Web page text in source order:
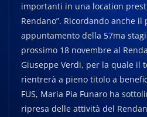
importanti in una location
Rendano”. Ricordando anche il
appuntamento della 57ma
prossimo 18 novembre al
Giuseppe Verdi, per la quale il
rientrerà a pieno titolo a
FUS, Maria Pia Funaro ha
ripresa delle attività del